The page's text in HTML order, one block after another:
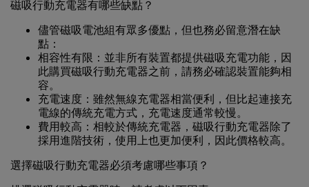
磁吸行動充電器有哪些缺點？
儘管磁吸電池組有眾多優點，但也務必留意潛在缺
點：
相容性有限：並非所有裝置都提供磁吸充電功能，因
此購買磁吸行動充電器之前，請務必確認裝置能夠相
容。
充電速度：雖然無線充電器相當便利，但比起連接充
電線的傳統充電方式，充電速度通常較慢。
費用較高：相較於傳統充電器，磁吸行動充電器除了
採用進階技術，使用上也更加便利，因此價格較高。
選擇磁吸行動充電器必須考慮哪些事項？